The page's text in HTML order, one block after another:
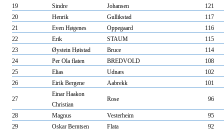
19
Sindre Johansen
121
20
Henrik Gullikstad
117
21
Even Høgenes Oppegaard
116
22
Erik STAUM
115
23
Øystein Høistad Bruce
114
24
Per Ola flaten BREDVOLD
108
25
Elias Udnæs
102
26
Eirik Bergene Aabrekk 101
27
Einar Haakon
Christian
Rose 96
28 Magnus Vesterheim
95
29
Oskar Berntsen Flata
92